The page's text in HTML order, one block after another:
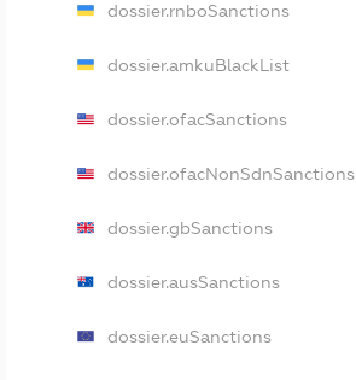
dossier.rnboSanctions
dossier.amkuBlackList
dossier.ofacSanctions
dossier.ofacNonSdnSanctions
dossier.gbSanctions
dossier.ausSanctions
dossier.euSanctions